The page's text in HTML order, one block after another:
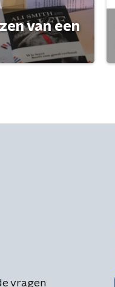
van een
vragen